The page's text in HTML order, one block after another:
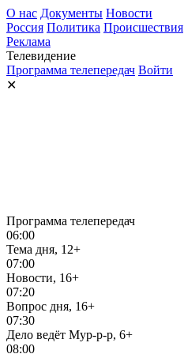
О нас Документы Новости
Россия Политика Происшествия
Реклама
Телевидение
Программа телепередач Войти
✕
Программа телепередач
06:00
Тема дня, 12+
07:00
Новости, 16+
07:20
Вопрос дня, 16+
07:30
Дело ведёт Мур-р-р, 6+
08:00